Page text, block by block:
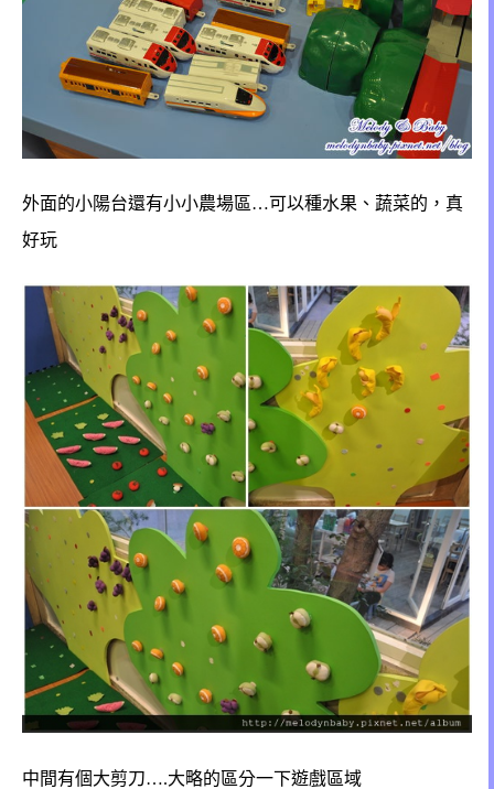
外面的小陽台還有小小農場區…可以種水果、蔬菜的，真
好玩
中間有個大剪刀….大略的區分一下遊戲區域